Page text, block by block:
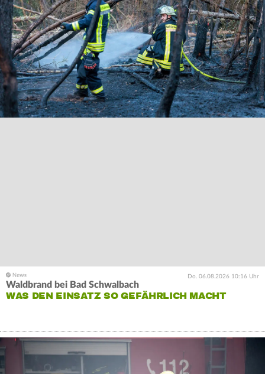
Do. 06.08.2026 10:16 Uhr
Waldbrand bei Bad Schwalbach
WAS DEN EINSATZ SO GEFÄHRLICH MACHT